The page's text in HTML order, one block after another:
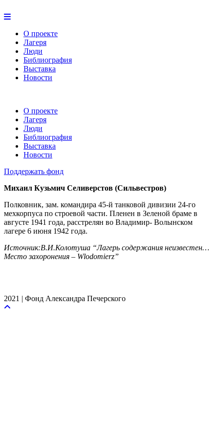
О проекте
Лагеря
Люди
Библиография
Выставка
Новости
О проекте
Лагеря
Люди
Библиография
Выставка
Новости
Поддержать фонд
Михаил Кузьмич Селиверстов (Сильвестров)
Полковник, зам. командира 45-й танковой дивизии 24-го
мехкорпуса по строевой части. Пленен в Зеленой браме в
августе 1941 года, расстрелян во Владимир- Волынском
лагере 6 июня 1942 года.
Источник:В.И.Колотуша “Лагерь содержания неизвестен…
Место захоронения – Wlodomierz”
2021 | Фонд Александра Печерского